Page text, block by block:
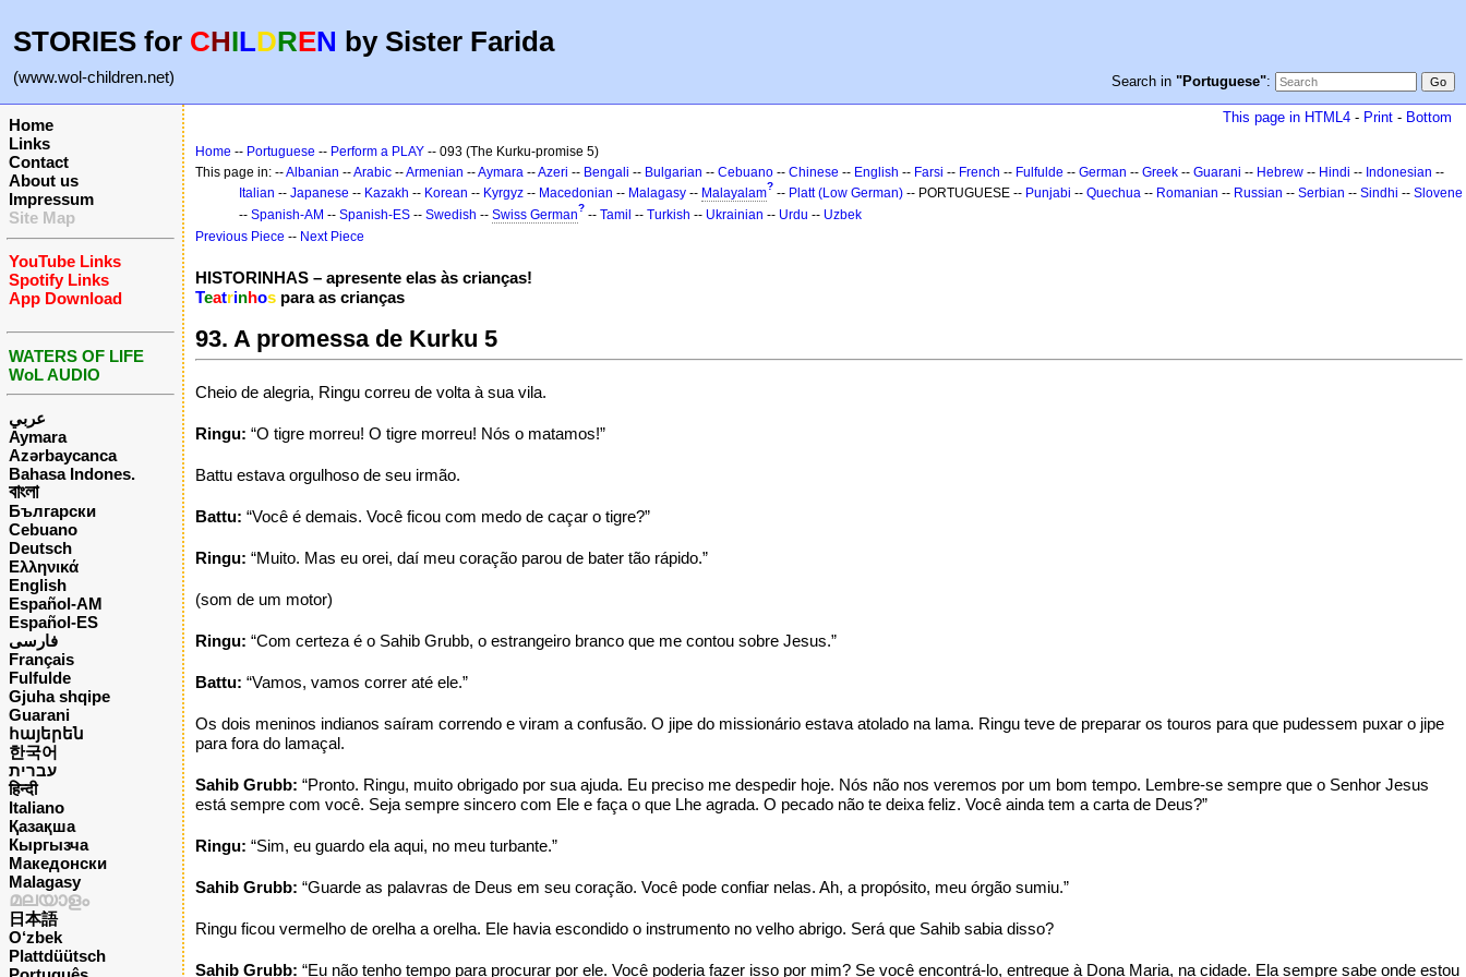
STORIES for CHILDREN by Sister Farida
(www.wol-children.net) Search in "Portuguese":
Home
Links
Contact
About us
Impressum
Site Map
YouTube Links
Spotify Links
App Download
WATERS OF LIFE
WoL AUDIO
عربي
Aymara
Azərbaycanca
Bahasa Indones.
বাংলা
Български
Cebuano
Deutsch
Ελληνικά
English
Español-AM
Español-ES
فارسی
Français
Fulfulde
Gjuha shqipe
Guarani
հայերեն
한국어
עברית
हिन्दी
Italiano
Қазақша
Кыргызча
Македонски
Malagasy
മലയാളം
日本語
O‘zbek
Plattdüütsch
This page in HTML4 - Print - Bottom
Home -- Portuguese -- Perform a PLAY -- 093 (The Kurku-promise 5)
This page in: --Albanian --Arabic --Armenian --Aymara --Azeri -- Bengali -- Bulgarian -- Cebuano -- Chinese -- English -- Farsi -- French -- Fulfulde -- German -- Greek -- Guarani -- Hebrew -- Hindi -- Indonesian --
Italian -- Japanese -- Kazakh -- Korean -- Kyrgyz -- Macedonian -- Malagasy -- Malayalam? -- Platt (Low German) -- PORTUGUESE -- Punjabi -- Quechua -- Romanian -- Russian -- Serbian -- Sindhi -- Slovene
-- Spanish-AM -- Spanish-ES -- Swedish -- Swiss German? -- Tamil -- Turkish -- Ukrainian -- Urdu -- Uzbek
Previous Piece -- Next Piece
HISTORINHAS – apresente elas às crianças!
Teatrinhos para as crianças
93. A promessa de Kurku 5
Cheio de alegria, Ringu correu de volta à sua vila.
Ringu: “O tigre morreu! O tigre morreu! Nós o matamos!”
Battu estava orgulhoso de seu irmão.
Battu: “Você é demais. Você ficou com medo de caçar o tigre?”
Ringu: “Muito. Mas eu orei, daí meu coração parou de bater tão rápido.”
(som de um motor)
Ringu: “Com certeza é o Sahib Grubb, o estrangeiro branco que me contou sobre Jesus.”
Battu: “Vamos, vamos correr até ele.”
Os dois meninos indianos saíram correndo e viram a confusão. O jipe do missionário estava atolado na lama. Ringu teve de preparar os touros para que pudessem puxar o jipe
para fora do lamaçal.
Sahib Grubb: “Pronto. Ringu, muito obrigado por sua ajuda. Eu preciso me despedir hoje. Nós não nos veremos por um bom tempo. Lembre-se sempre que o Senhor Jesus
está sempre com você. Seja sempre sincero com Ele e faça o que Lhe agrada. O pecado não te deixa feliz. Você ainda tem a carta de Deus?”
Ringu: “Sim, eu guardo ela aqui, no meu turbante.”
Sahib Grubb: “Guarde as palavras de Deus em seu coração. Você pode confiar nelas. Ah, a propósito, meu órgão sumiu.”
Ringu ficou vermelho de orelha a orelha. Ele havia escondido o instrumento no velho abrigo. Será que Sahib sabia disso?
Sahib Grubb: “Eu não tenho tempo para procurar por ele. Você poderia fazer isso por mim? Se você encontrá-lo, entregue à Dona Maria, na cidade. Ela sempre sabe onde estou